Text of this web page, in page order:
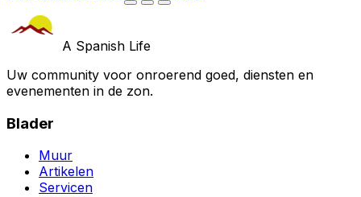
A Spanish Life
Uw community voor onroerend goed, diensten en
evenementen in de zon.
Blader
Muur
Artikelen
Servicen